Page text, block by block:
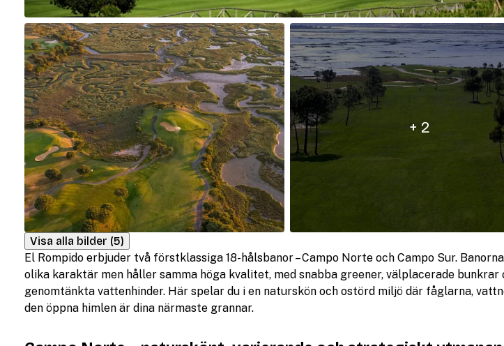
+ 2
Visa alla bilder (5)
El Rompido erbjuder två förstklassiga 18-hålsbanor – Campo Norte och Campo Sur.
olika karaktär men håller samma höga kvalitet, med snabba greener, välplacerade bunkrar
genomtänkta vattenhinder. Här spelar du i en naturskön och ostörd miljö där fåglarna,
den öppna himlen är dina närmaste grannar.